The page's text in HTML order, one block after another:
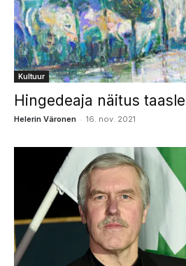
Kultuur
Hingedeaja näitus
Helerin Väronen - 16. nov. 2021